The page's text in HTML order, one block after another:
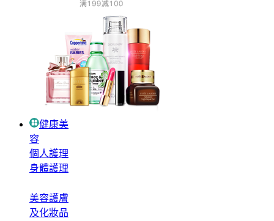
健康美
容
個人護理
身體護理
美容護膚
及化妝品